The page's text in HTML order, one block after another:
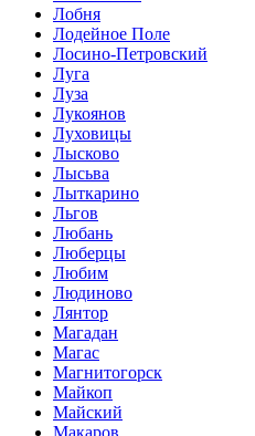
Лобня
Лодейное Поле
Лосино-Петровский
Луга
Луза
Лукоянов
Луховицы
Лысково
Лысьва
Лыткарино
Льгов
Любань
Люберцы
Любим
Людиново
Лянтор
Магадан
Магас
Магнитогорск
Майкоп
Майский
Макаров